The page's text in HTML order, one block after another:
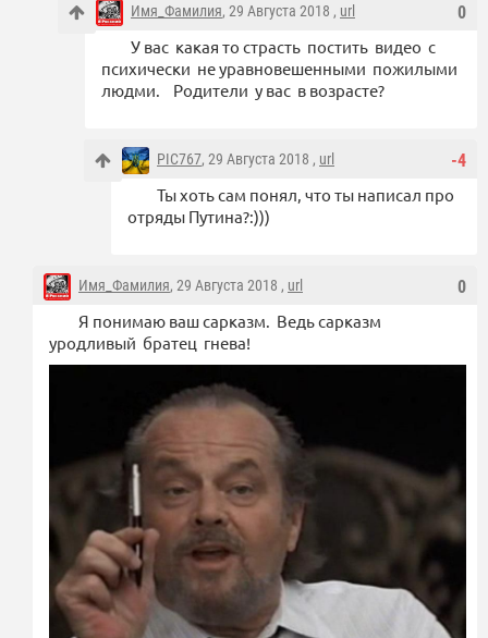
0
Имя_Фамилия, 29 Августа 2018 , url
У вас какая то страсть постить видео с
психически не уравновешенными пожилыми
людми. Родители у вас в возрасте?
-4
PIC767, 29 Августа 2018 , url
Ты хоть сам понял, что ты написал про
отряды Путина?:)))
0
Имя_Фамилия, 29 Августа 2018 , url
Я понимаю ваш сарказм. Ведь сарказм
уродливый братец гнева!